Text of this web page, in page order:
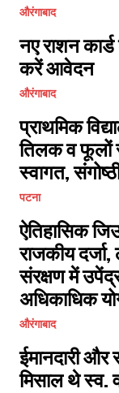
औरंगाबाद
नए राशन
करें आवेदन
औरंगाबाद
प्राथमिक
तिलक व फूलों
स्वागत,
पटना
ऐतिहासिक
राजकीय
संरक्षण में
अधिकाधिक
औरंगाबाद
ईमानदारी
मिसाल थे स्व.